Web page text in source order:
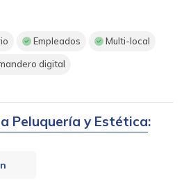
Empleados Multi-local
digital
Peluquería y Estética: